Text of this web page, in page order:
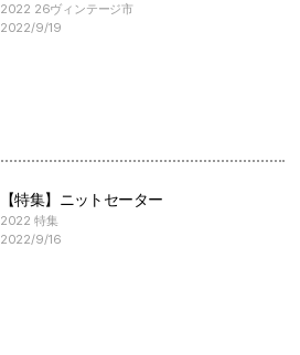
2022 26ヴィンテージ市
2022/9/19
【特集】ニットセーター
2022 特集
2022/9/16